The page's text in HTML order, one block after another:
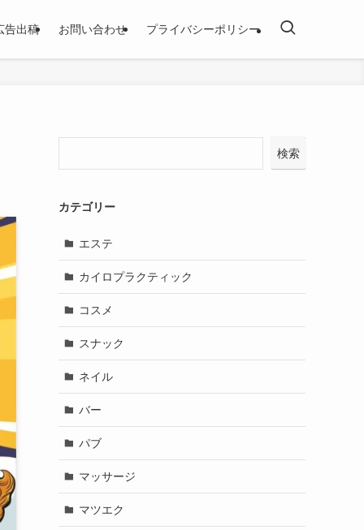
告出稿 お問い合わせ プライバシーポリシー
検索
カテゴリー
エステ
カイロプラクティック
コスメ
スナック
ネイル
バー
パブ
マッサージ
マツエク